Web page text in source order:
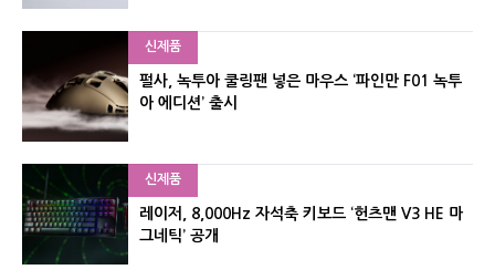
신제품
펄사, 녹투아 쿨링팬 넣은 마우스 ‘파인만 F01 녹투
아 에디션’ 출시
신제품
레이저, 8,000Hz 자석축 키보드 ‘헌츠맨 V3 HE 마
그네틱’ 공개